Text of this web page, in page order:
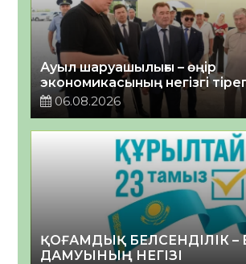
Ауыл шаруашылығы – өңір
экономикасының негізгі
06.08.2026
ҚОҒАМДЫҚ БЕЛСЕНДІЛІК –
ДАМУЫНЫҢ НЕГІЗІ